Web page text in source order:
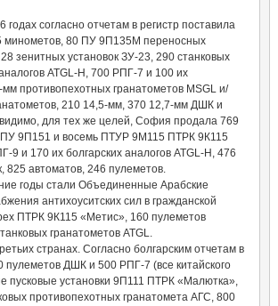
согласно отчетам в регистр поставила
минометов, 80 ПУ 9П135М переносных
зенитных установок ЗУ-23, 290 станковых
ATGL-Н, 700 РПГ-7 и 100 их
противопехотных гранатометов MSGL и/
210 14,5-мм, 370 12,7-мм ДШК и
для тех же целей, София продала 769
9П151 и восемь ПТУР 9М115 ПТРК 9К115
9 и 170 их болгарских аналогов ATGL-Н, 476
825 автоматов, 246 пулеметов.
годы стали Объединенные Арабские
антихоуситских сил в гражданской
ПТРК 9К115 «Метис», 160 пулеметов
гранатометов ATGL.
странах. Согласно болгарским отчетам в
ДШК и 500 РПГ-7 (все китайского
пусковые установки 9П111 ПТРК «Малютка»,
противопехотных гранатомета АГС, 800